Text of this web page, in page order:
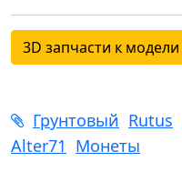
3D запчасти к модели
Грунтовый Rutus
Alter71 Монеты